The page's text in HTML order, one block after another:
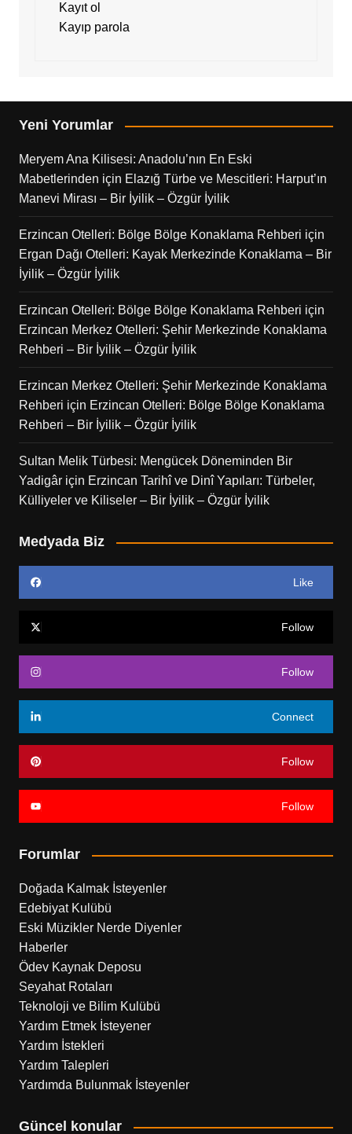
Kayıt ol
Kayıp parola
Yeni Yorumlar
Meryem Ana Kilisesi: Anadolu’nın En Eski
Mabetlerinden için Elazığ Türbe ve Mescitleri: Harput’ın
Manevi Mirası – Bir İyilik – Özgür İyilik
Erzincan Otelleri: Bölge Bölge Konaklama Rehberi için
Ergan Dağı Otelleri: Kayak Merkezinde Konaklama – Bir
İyilik – Özgür İyilik
Erzincan Otelleri: Bölge Bölge Konaklama Rehberi için
Erzincan Merkez Otelleri: Şehir Merkezinde Konaklama
Rehberi – Bir İyilik – Özgür İyilik
Erzincan Merkez Otelleri: Şehir Merkezinde Konaklama
Rehberi için Erzincan Otelleri: Bölge Bölge Konaklama
Rehberi – Bir İyilik – Özgür İyilik
Sultan Melik Türbesi: Mengücek Döneminden Bir
Yadigâriçin Erzincan Tarihî ve Dinî Yapıları: Türbeler,
Külliyeler ve Kiliseler – Bir İyilik – Özgür İyilik
Medyada Biz
Like
Follow
Follow
Connect
Follow
Follow
Forumlar
Doğada Kalmak İsteyenler
Edebiyat Kulübü
Eski Müzikler Nerde Diyenler
Haberler
Ödev Kaynak Deposu
Seyahat Rotaları
Teknoloji ve Bilim Kulübü
Yardım Etmek İsteyener
Yardım İstekleri
Yardım Talepleri
Yardımda Bulunmak İsteyenler
Güncel konular